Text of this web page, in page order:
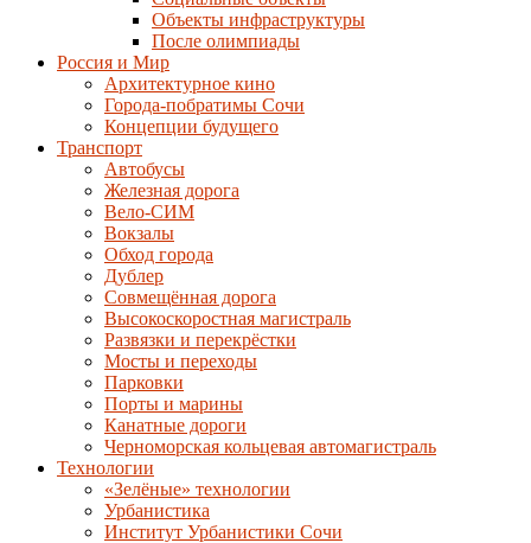
Объекты инфраструктуры
После олимпиады
Россия и Мир
Архитектурное кино
Города-побратимы Сочи
Концепции будущего
Транспорт
Автобусы
Железная дорога
Вело-СИМ
Вокзалы
Обход города
Дублер
Совмещённая дорога
Высокоскоростная магистраль
Развязки и перекрёстки
Мосты и переходы
Парковки
Порты и марины
Канатные дороги
Черноморская кольцевая автомагистраль
Технологии
«Зелёные» технологии
Урбанистика
Институт Урбанистики Сочи